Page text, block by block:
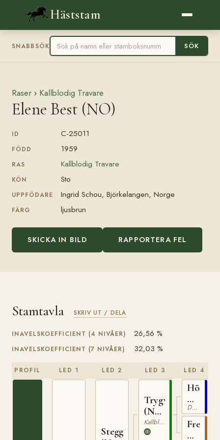
Häststam
SNABBSÖK SÖK
Raser › Kallblodig Travare
Elene Best (NO)
ID C-25011
FÖDD 1959
RAS Kallblodig Travare
KÖN Sto
UPPFÖDARE Ingrid Schou, Björkelangen, Norge
FÄRG ljusbrun
SKICKA IN BILD RAPPORTERA FEL
Stamtavla SKRIV UT / DELA
INAVELSKOEFFICIENT (4 NIVÅER) 26,56 %
INAVELSKOEFFICIENT (7 NIVÅER) 32,03 %
PROFIL LED 1 LED 2
Stegg
LED 3
Trygve
(NO)
T-66
Kallblodig Travare
LED 4
Högnar
N
1208
Dölehäst
Freia
N